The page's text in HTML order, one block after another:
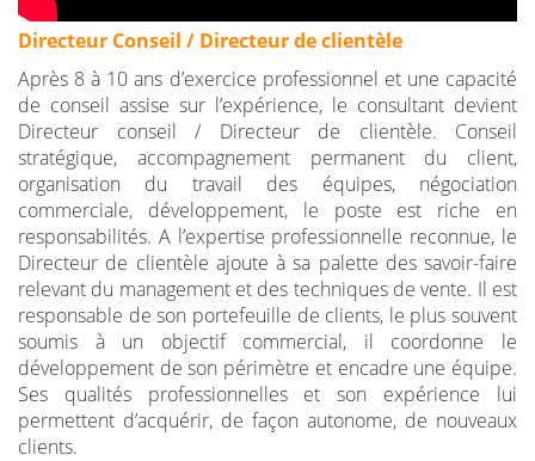
Directeur Conseil / Directeur de clientèle
Après 8 à 10 ans d’exercice professionnel et une capacité
de conseil assise sur l’expérience, le consultant devient
Directeur conseil / Directeur de clientèle. Conseil
stratégique, accompagnement permanent du client,
organisation du travail des équipes, négociation
commerciale, développement, le poste est riche en
responsabilités. A l’expertise professionnelle reconnue, le
Directeur de clientèle ajoute à sa palette des savoir-faire
relevant du management et des techniques de vente. Il est
responsable de son portefeuille de clients, le plus souvent
soumis à un objectif commercial, il coordonne le
développement de son périmètre et encadre une équipe.
Ses qualités professionnelles et son expérience lui
permettent d’acquérir, de façon autonome, de nouveaux
clients.